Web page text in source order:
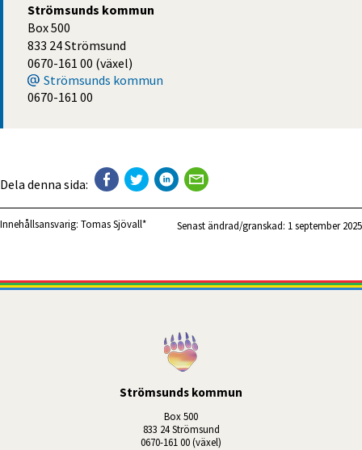
Strömsunds kommun
Box 500
833 24 Strömsund
0670-161 00 (växel)
Strömsunds kommun
0670-161 00
Dela denna sida:
Innehållsansvarig: Tomas Sjövall* Senast ändrad/granskad: 1 september 2025
Strömsunds kommun
Box 500
833 24 Strömsund
0670-161 00 (växel)